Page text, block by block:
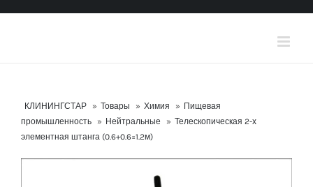
КЛИНИНГСТАР » Товары » Химия » Пищевая
промышленность
» Нейтральные » Телескопическая 2-х
элементная штанга (0.6+0.6=1.2м)